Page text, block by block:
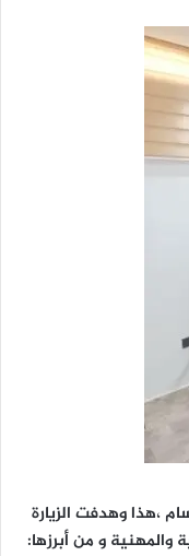
،هذا وهدفت الزيارة
و من أبرزها: